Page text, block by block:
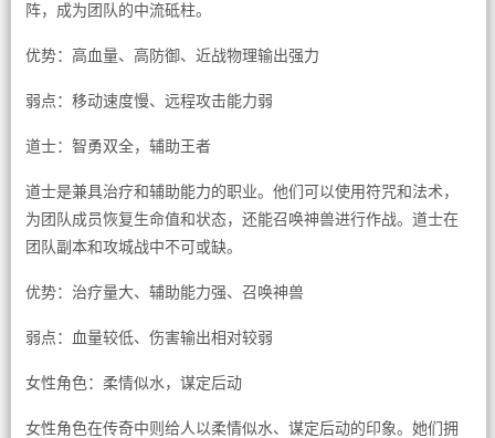
阵，成为团队的中流砥柱。
优势：高血量、高防御、近战物理输出强力
弱点：移动速度慢、远程攻击能力弱
道士：智勇双全，辅助王者
道士是兼具治疗和辅助能力的职业。他们可以使用符咒和法术，
为团队成员恢复生命值和状态，还能召唤神兽进行作战。道士在
团队副本和攻城战中不可或缺。
优势：治疗量大、辅助能力强、召唤神兽
弱点：血量较低、伤害输出相对较弱
女性角色：柔情似水，谋定后动
女性角色在传奇中则给人以柔情似水、谋定后动的印象。她们拥